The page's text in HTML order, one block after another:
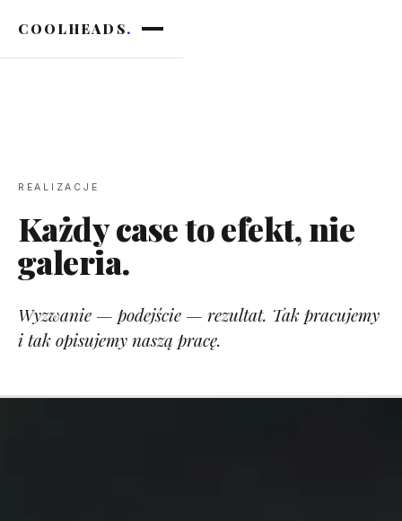
COOLHEADS.
REALIZACJE
Każdy case to efekt, nie
galeria.
Wyzwanie — podejście — rezultat. Tak pracujemy
i tak opisujemy naszą pracę.